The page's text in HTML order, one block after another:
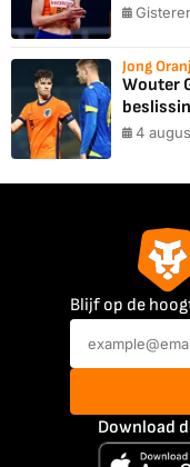
Jong
Wouter
4
Blijf op de
Download